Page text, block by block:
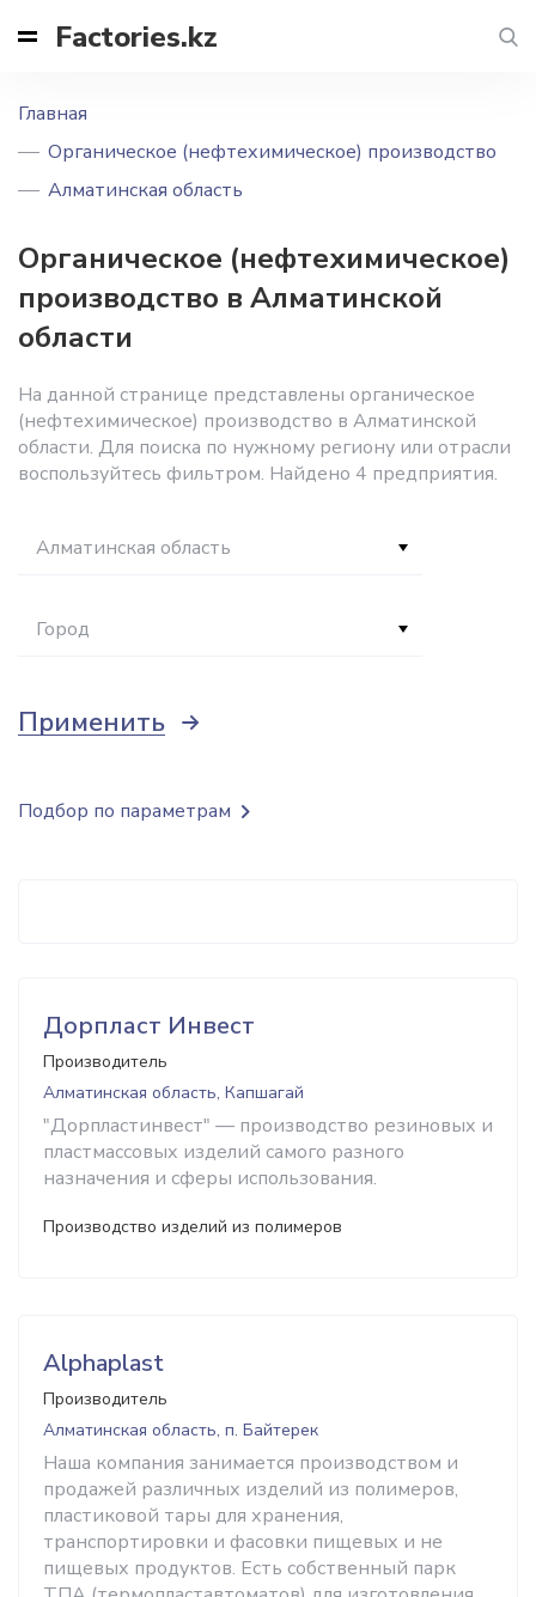
Factories.kz
Главная
Органическое (нефтехимическое) производство
Алматинская область
Органическое (нефтехимическое)
производство в Алматинской
области
На данной странице представлены органическое
(нефтехимическое) производство в Алматинской
области. Для поиска по нужному региону или отрасли
воспользуйтесь фильтром. Найдено 4 предприятия.
Алматинская область
Город
Применить
Дорпласт Инвест
Производитель
Алматинская область, Капшагай
"Дорпластинвест" — производство резиновых и
пластмассовых изделий самого разного
назначения и сферы использования.
Производство изделий из полимеров
Alphaplast
Производитель
Алматинская область, п. Байтерек
Наша компания занимается производством и
продажей различных изделий из полимеров,
пластиковой тары для хранения,
транспортировки и фасовки пищевых и не
пищевых продуктов. Есть собственный парк
Подбор по параметрам